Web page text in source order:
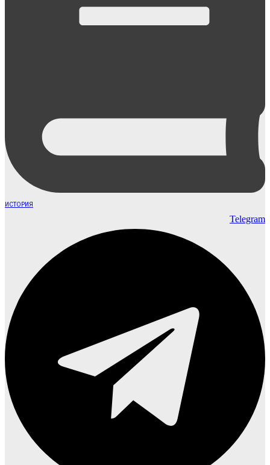
ИСТОРИЯ
Telegram